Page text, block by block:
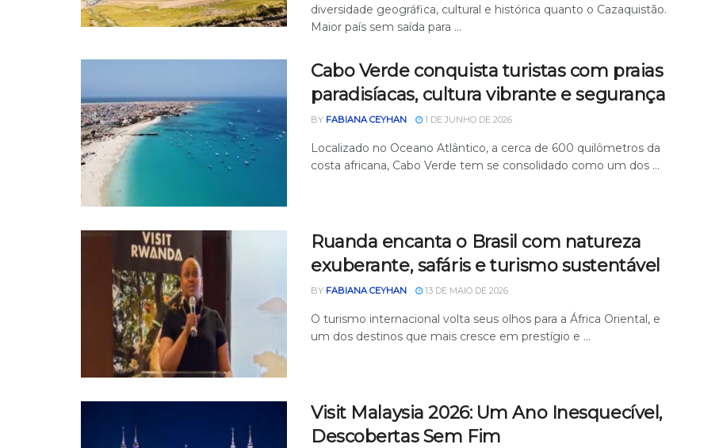
diversidade geográfica, cultural e histórica quanto o Cazaquistão.
Maior país sem saída para ...
Cabo Verde conquista turistas com praias
paradisíacas, cultura vibrante e segurança
BY FABIANA CEYHAN 1 DE JUNHO DE 2026
Localizado no Oceano Atlântico, a cerca de 600 quilômetros da
costa africana, Cabo Verde tem se consolidado como um dos ...
Ruanda encanta o Brasil com natureza
exuberante, safáris e turismo sustentável
BY FABIANA CEYHAN 13 DE MAIO DE 2026
O turismo internacional volta seus olhos para a África Oriental, e
um dos destinos que mais cresce em prestígio e ...
Visit Malaysia 2026: Um Ano Inesquecível,
Descobertas Sem Fim